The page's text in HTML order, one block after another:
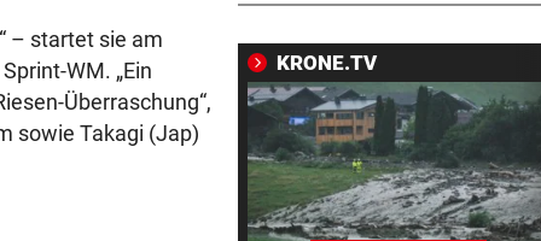
– startet sie am
WM. „Ein
Überraschung“,
sowie Takagi (Jap)
einem Nachbarland!
FATALE GLUTHITZE vor
Wenn Bauarbeiter auf dem
zusammenbrechen
BABYGLÜCK MIT TOM BECK vor
KRONE.TV